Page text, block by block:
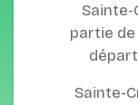
Sainte-
partie de
Sainte-